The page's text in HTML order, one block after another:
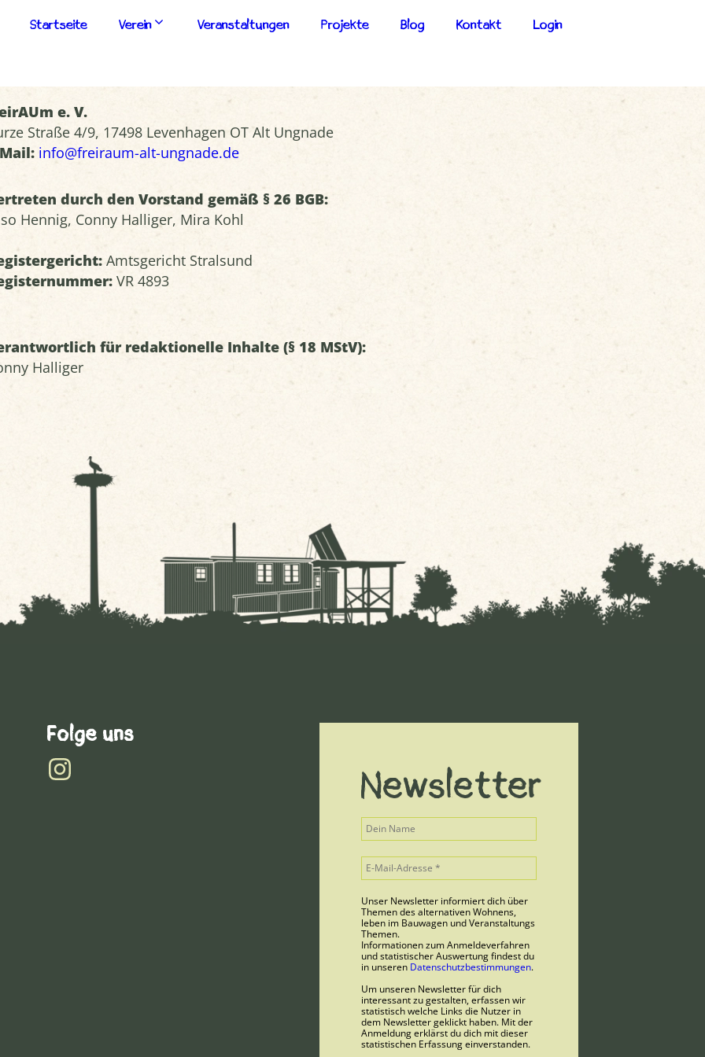
Startseite Verein Veranstaltungen Projekte Blog Kontakt Login
e. V.
Straße 4/9, 17498 Levenhagen OT Alt Ungnade
info@freiraum-alt-ungnade.de
durch den Vorstand gemäß § 26 BGB:
Hennig, Conny Halliger, Mira Kohl
Amtsgericht Stralsund
VR 4893
für redaktionelle Inhalte (§ 18 MStV):
Halliger
Folge uns
Newsletter
Unser Newsletter informiert dich über
Themen des alternativen Wohnens,
leben im Bauwagen und Veranstaltungs
Themen.
Informationen zum Anmeldeverfahren
und statistischer Auswertung findest du
in unseren Datenschutzbestimmungen.
Um unseren Newsletter für dich
interessant zu gestalten, erfassen wir
statistisch welche Links die Nutzer in
dem Newsletter geklickt haben. Mit der
Anmeldung erklärst du dich mit dieser
statistischen Erfassung einverstanden.